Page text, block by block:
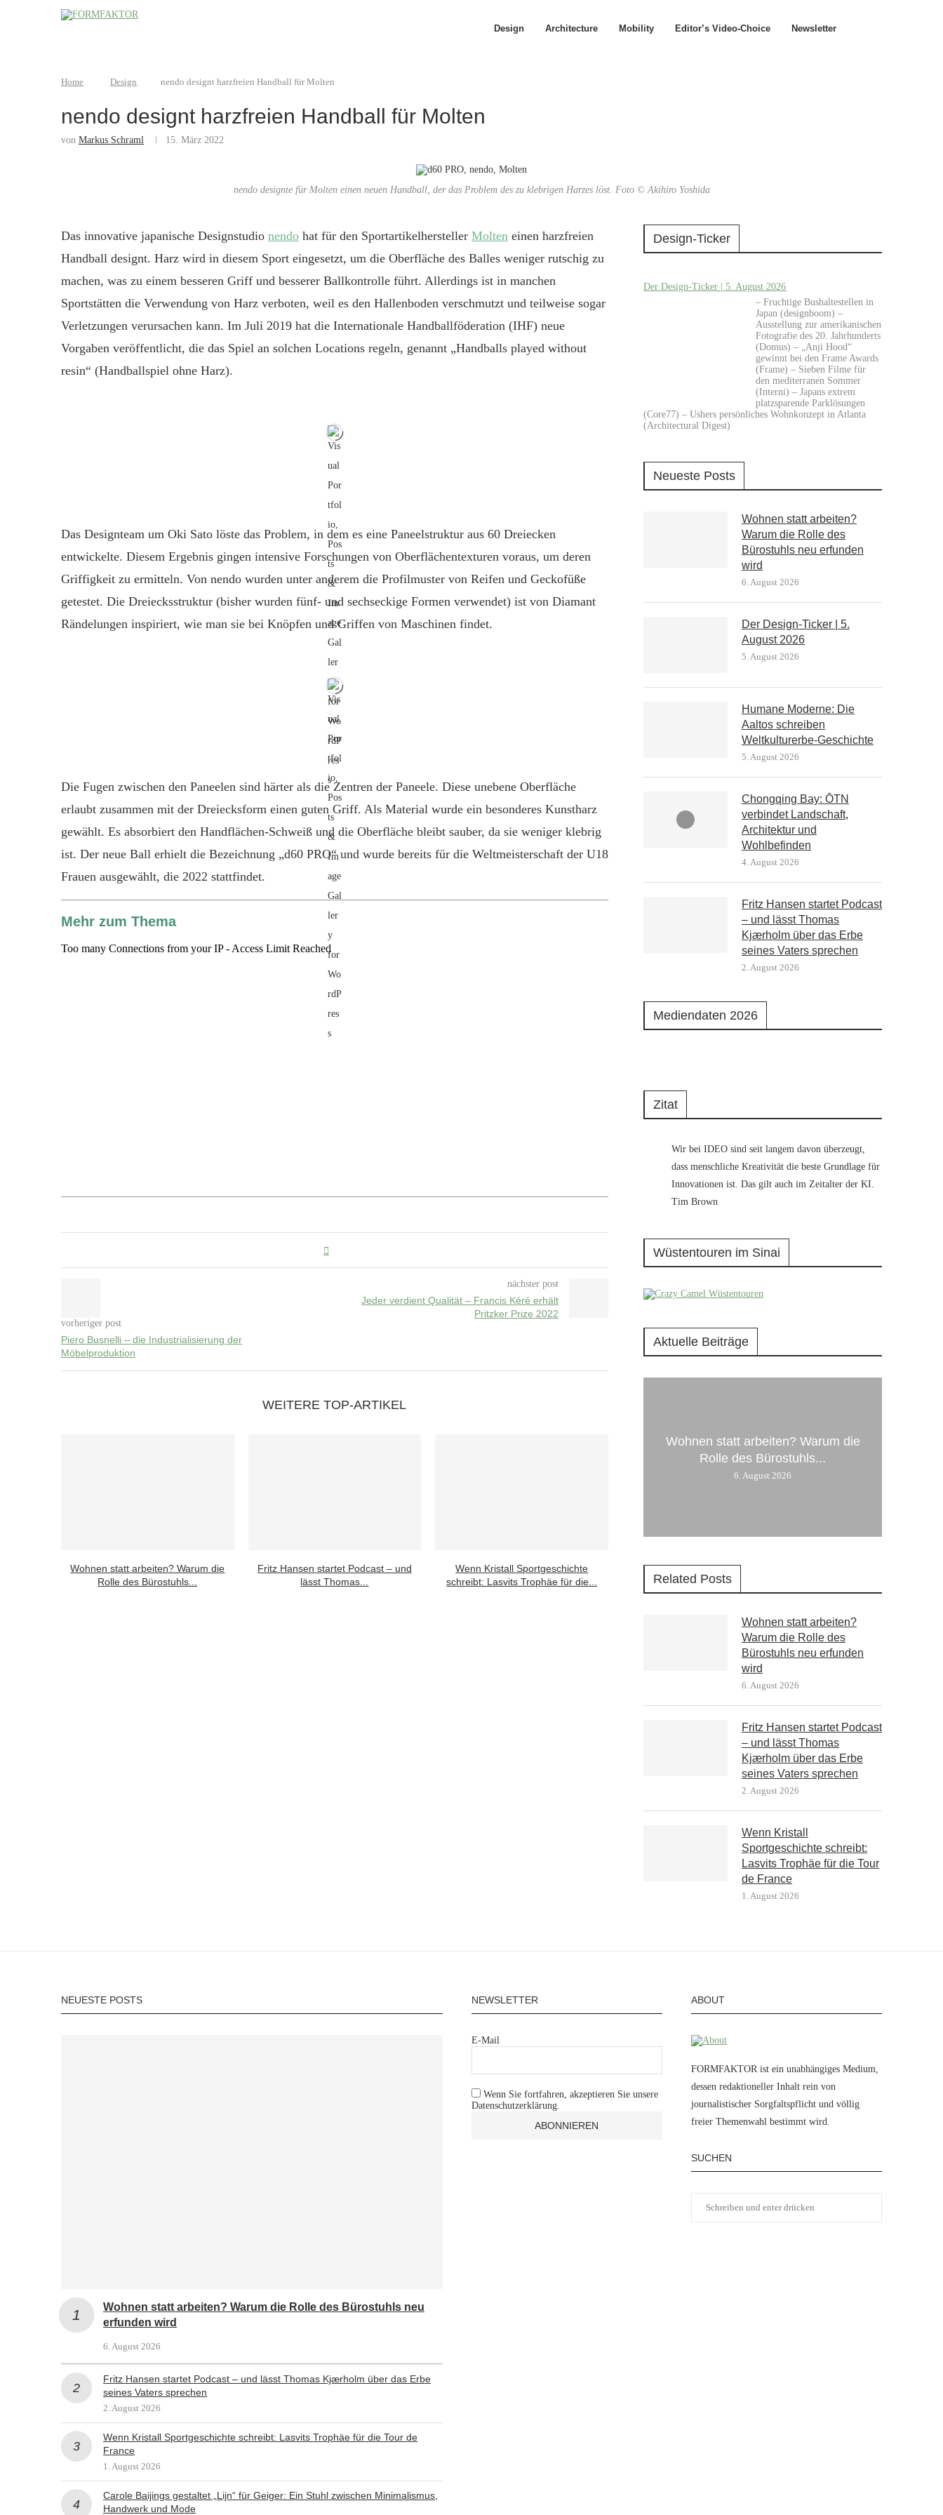
Design Architecture Mobility Editor’s Video-Choice Newsletter
Home Design nendo designt harzfreien Handball für Molten
nendo designt harzfreien Handball für Molten
von Markus Schraml 15. März 2022
nendo designte für Molten einen neuen Handball, der das Problem des zu klebrigen Harzes löst. Foto © Akihiro Yoshida
Das innovative japanische Designstudio nendo hat für den Sportartikelhersteller Molten einen harzfreien
Handball designt. Harz wird in diesem Sport eingesetzt, um die Oberfläche des Balles weniger rutschig zu
machen, was zu einem besseren Griff und besserer Ballkontrolle führt. Allerdings ist in manchen
Sportstätten die Verwendung von Harz verboten, weil es den Hallenboden verschmutzt und teilweise sogar
Verletzungen verursachen kann. Im Juli 2019 hat die Internationale Handballföderation (IHF) neue
Vorgaben veröffentlicht, die das Spiel an solchen Locations regeln, genannt „Handballs played without
resin“ (Handballspiel ohne Harz).
Das Designteam um Oki Sato löste das Problem, in dem es eine Paneelstruktur aus 60 Dreiecken
entwickelte. Diesem Ergebnis gingen intensive Forschungen von Oberflächentexturen voraus, um deren
Griffigkeit zu ermitteln. Von nendo wurden unter anderem die Profilmuster von Reifen und Geckofüße
getestet. Die Dreiecksstruktur (bisher wurden fünf- und sechseckige Formen verwendet) ist von Diamant
Rändelungen inspiriert, wie man sie bei Knöpfen und Griffen von Maschinen findet.
Die Fugen zwischen den Paneelen sind härter als die Zentren der Paneele. Diese unebene Oberfläche
erlaubt zusammen mit der Dreiecksform einen guten Griff. Als Material wurde ein besonderes Kunstharz
gewählt. Es absorbiert den Handflächen-Schweiß und die Oberfläche bleibt sauber, da sie weniger klebrig
ist. Der neue Ball erhielt die Bezeichnung „d60 PRO“ und wurde bereits für die Weltmeisterschaft der U18
Frauen ausgewählt, die 2022 stattfindet.
Mehr zum Thema
vorheriger post
Piero Busnelli – die Industrialisierung der
Möbelproduktion
nächster post
Jeder verdient Qualität – Francis Kéré erhält
Pritzker Prize 2022
WEITERE TOP-ARTIKEL
Wohnen statt arbeiten? Warum die
Rolle des Bürostuhls...
Fritz Hansen startet Podcast – und
lässt Thomas...
Wenn Kristall Sportgeschichte
schreibt: Lasvits Trophäe für die...
Design-Ticker
Der Design-Ticker | 5. August 2026
– Fruchtige Bushaltestellen in
Japan (designboom) –
Ausstellung zur amerikanischen
Fotografie des 20. Jahrhunderts
(Domus) – „Anji Hood“
gewinnt bei den Frame Awards
(Frame) – Sieben Filme für
den mediterranen Sommer
(Interni) – Japans extrem
platzsparende Parklösungen
(Core77) – Ushers persönliches Wohnkonzept in Atlanta
(Architectural Digest)
Neueste Posts
Wohnen statt arbeiten?
Warum die Rolle des
Bürostuhls neu erfunden
wird
6. August 2026
Der Design-Ticker | 5.
August 2026
5. August 2026
Humane Moderne: Die
Aaltos schreiben
Weltkulturerbe-Geschichte
5. August 2026
Chongqing Bay: ŌTN
verbindet Landschaft,
Architektur und
Wohlbefinden
4. August 2026
Fritz Hansen startet Podcast
– und lässt Thomas
Kjærholm über das Erbe
seines Vaters sprechen
2. August 2026
Mediendaten 2026
Zitat
Wir bei IDEO sind seit langem davon überzeugt,
dass menschliche Kreativität die beste Grundlage für
Innovationen ist. Das gilt auch im Zeitalter der KI.
Tim Brown
Wüstentouren im Sinai
Aktuelle Beiträge
Wohnen statt arbeiten? Warum die
Rolle des Bürostuhls...
6. August 2026
Related Posts
Wohnen statt arbeiten?
Warum die Rolle des
Bürostuhls neu erfunden
wird
6. August 2026
Fritz Hansen startet Podcast
– und lässt Thomas
Kjærholm über das Erbe
seines Vaters sprechen
2. August 2026
Wenn Kristall
Sportgeschichte schreibt:
Lasvits Trophäe für die Tour
de France
1. August 2026
NEUESTE POSTS
Wohnen statt arbeiten? Warum die Rolle des Bürostuhls neu
erfunden wird
6. August 2026
Fritz Hansen startet Podcast – und lässt Thomas Kjærholm über das Erbe
seines Vaters sprechen
2. August 2026
Wenn Kristall Sportgeschichte schreibt: Lasvits Trophäe für die Tour de
France
1. August 2026
Carole Baijings gestaltet „Lijn“ für Geiger: Ein Stuhl zwischen Minimalismus,
Handwerk und Mode
NEWSLETTER
E-Mail
Wenn Sie fortfahren, akzeptieren Sie unsere
Datenschutzerklärung.
ABOUT
FORMFAKTOR ist ein unabhängiges Medium,
dessen redaktioneller Inhalt rein von
journalistischer Sorgfaltspflicht und völlig
freier Themenwahl bestimmt wird.
SUCHEN